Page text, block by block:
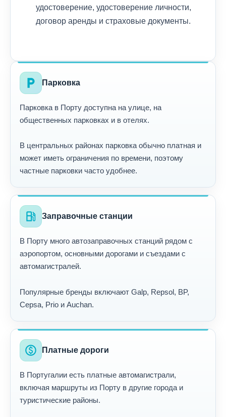
удостоверение, удостоверение личности,
договор аренды и страховые документы.
local_parking Парковка
Парковка в Порту доступна на улице, на
общественных парковках и в отелях.
В центральных районах парковка обычно платная и
может иметь ограничения по времени, поэтому
частные парковки часто удобнее.
local_gas_station Заправочные станции
В Порту много автозаправочных станций рядом с
аэропортом, основными дорогами и съездами с
автомагистралей.
Популярные бренды включают Galp, Repsol, BP,
Cepsa, Prio и Auchan.
paid Платные дороги
В Португалии есть платные автомагистрали,
включая маршруты из Порту в другие города и
туристические районы.